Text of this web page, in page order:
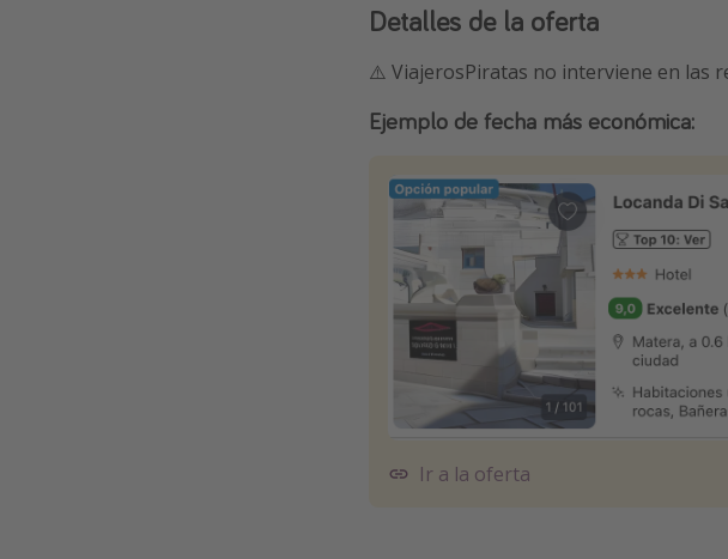
Detalles de la oferta
⚠️ ViajerosPiratas no interviene en las
Ejemplo de fecha más económica:
Ir a la oferta